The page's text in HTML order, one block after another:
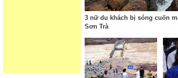
3 nữ du khách bị sóng cuốn
Sơn Trà